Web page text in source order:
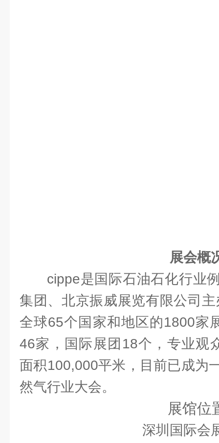
展会概
cippe是国际石油石化行业
集团、北京振威展览有限公司
全球65个国家和地区的1800家
46家，国际展团18个，专业观
面积100,000平米，目前已成为
然气行业大会。
展馆位
深圳国际会